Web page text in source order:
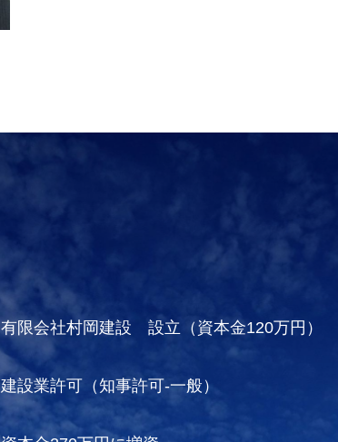
有限会社村岡建設 設立 （資本金120万円）
建設業許可（知事許可-一般）